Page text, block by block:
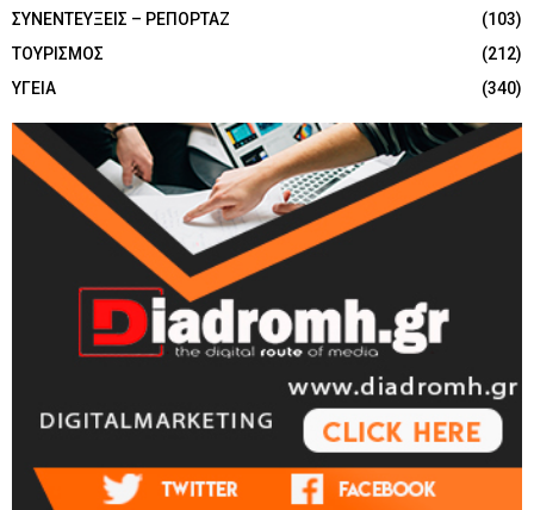
ΣΥΝΕΝΤΕΥΞΕΙΣ – ΡΕΠΟΡΤΑΖ
(103)
ΤΟΥΡΙΣΜΟΣ
(212)
ΥΓΕΙΑ
(340)